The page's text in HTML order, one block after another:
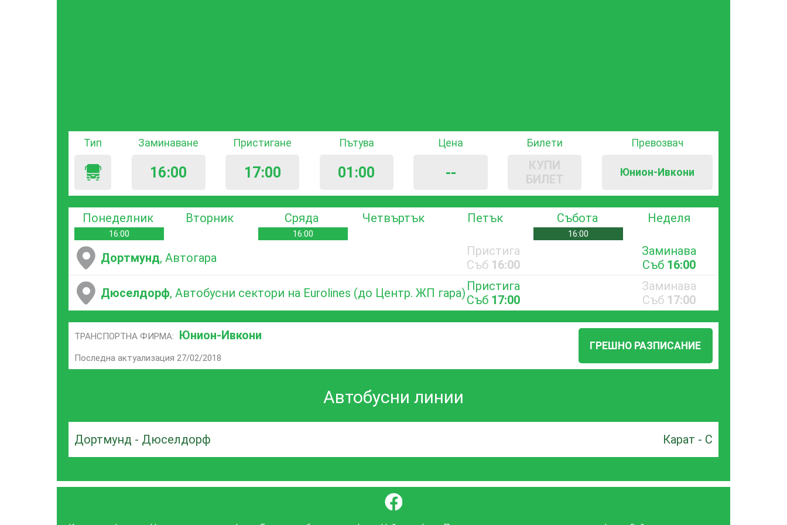
Тип Заминаване
16:00
Пристигане
17:00
Пътува
01:00
Цена
--
Билети
КУПИ
БИЛЕТ
Превозвач
Юнион-Ивкони
Понеделник
16:00
Вторник Сряда
16:00
Четвъртък Петък Събота
16:00
Неделя
Дортмунд, Автогара
Пристига
Съб 16:00
Заминава
Съб 16:00
Дюселдорф, Автобусни сектори на Eurolines (до Центр. ЖП гара) Пристига
Съб 17:00
Заминава
Съб 17:00
ТРАНСПОРТНА ФИРМА: Юнион-Ивкони
Последна актуализация 27/02/2018
ГРЕШНО РАЗПИСАНИЕ
Автобусни линии
Дортмунд - Дюселдорф Карат - С
}